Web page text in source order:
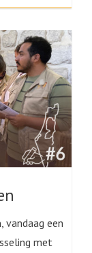
vandaag een
met